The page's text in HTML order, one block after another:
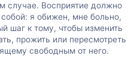
случае. Восприятие должно
я обижен, мне больно,
шаг к тому, чтобы изменить
прожить или пересмотреть
свободным от него.